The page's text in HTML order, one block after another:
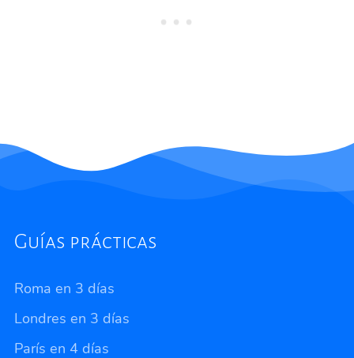
Guías prácticas
Roma en 3 días
Londres en 3 días
París en 4 días